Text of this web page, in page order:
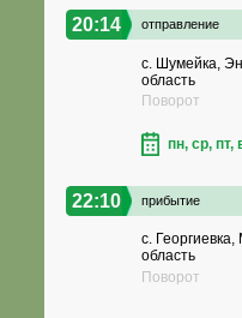
20:14 отправление
с. Шумейка,
область
Поворот
пн, ср, пт,
22:10 прибытие
с.
область
Поворот